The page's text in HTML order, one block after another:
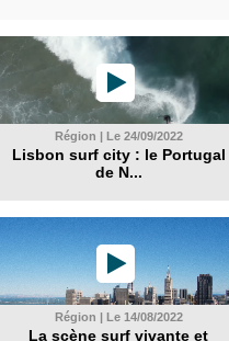
Région | Le 24/09/2022
Lisbon surf city : le Portugal
de N...
Région | Le 14/08/2022
La scène surf vivante et